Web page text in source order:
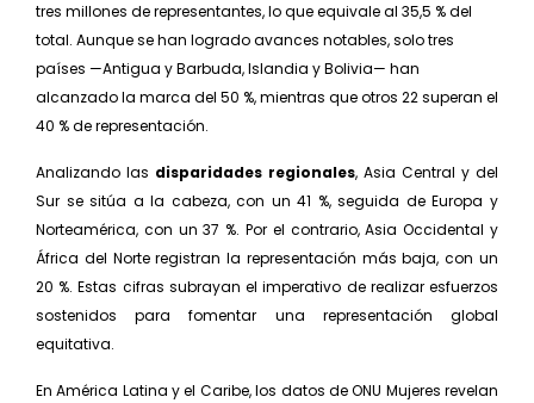
tres millones de representantes, lo que equivale al 35,5 % del
total. Aunque se han logrado avances notables, solo tres
países —Antigua y Barbuda, Islandia y Bolivia— han
alcanzado la marca del 50 %, mientras que otros 22 superan el
40 % de representación.
Analizando las disparidades regionales, Asia Central y del
Sur se sitúa a la cabeza, con un 41 %, seguida de Europa y
Norteamérica, con un 37 %. Por el contrario, Asia Occidental y
África del Norte registran la representación más baja, con un
20 %. Estas cifras subrayan el imperativo de realizar esfuerzos
sostenidos para fomentar una representación global
equitativa.
En América Latina y el Caribe, los datos de ONU Mujeres revelan